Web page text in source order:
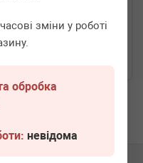
зміни у роботі
обробка
невідома
Всі ціни